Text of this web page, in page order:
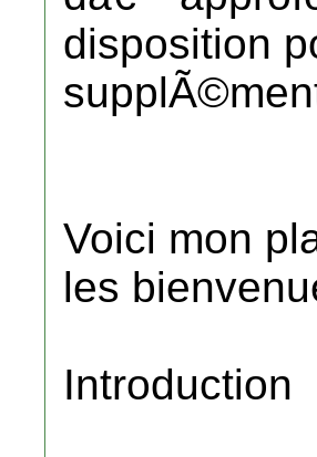
disposition
Voici mon
les
Introduction